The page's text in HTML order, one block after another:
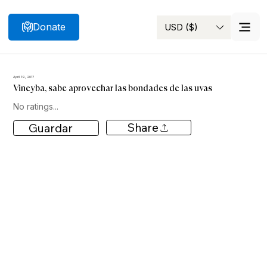
Search USD ($)
Donate
April 19, 2017
Vineyba, sabe aprovechar las bondades de las uvas
No ratings...
Guardar Share